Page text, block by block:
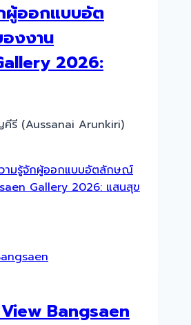
ผู้ออกแบบอัต
งงาน
2026:
รี (Aussanai Arunkiri)
ามรู้จักผู้ออกแบบอัตลักษณ์
Gallery 2026: แสนสุข
Bangsaen